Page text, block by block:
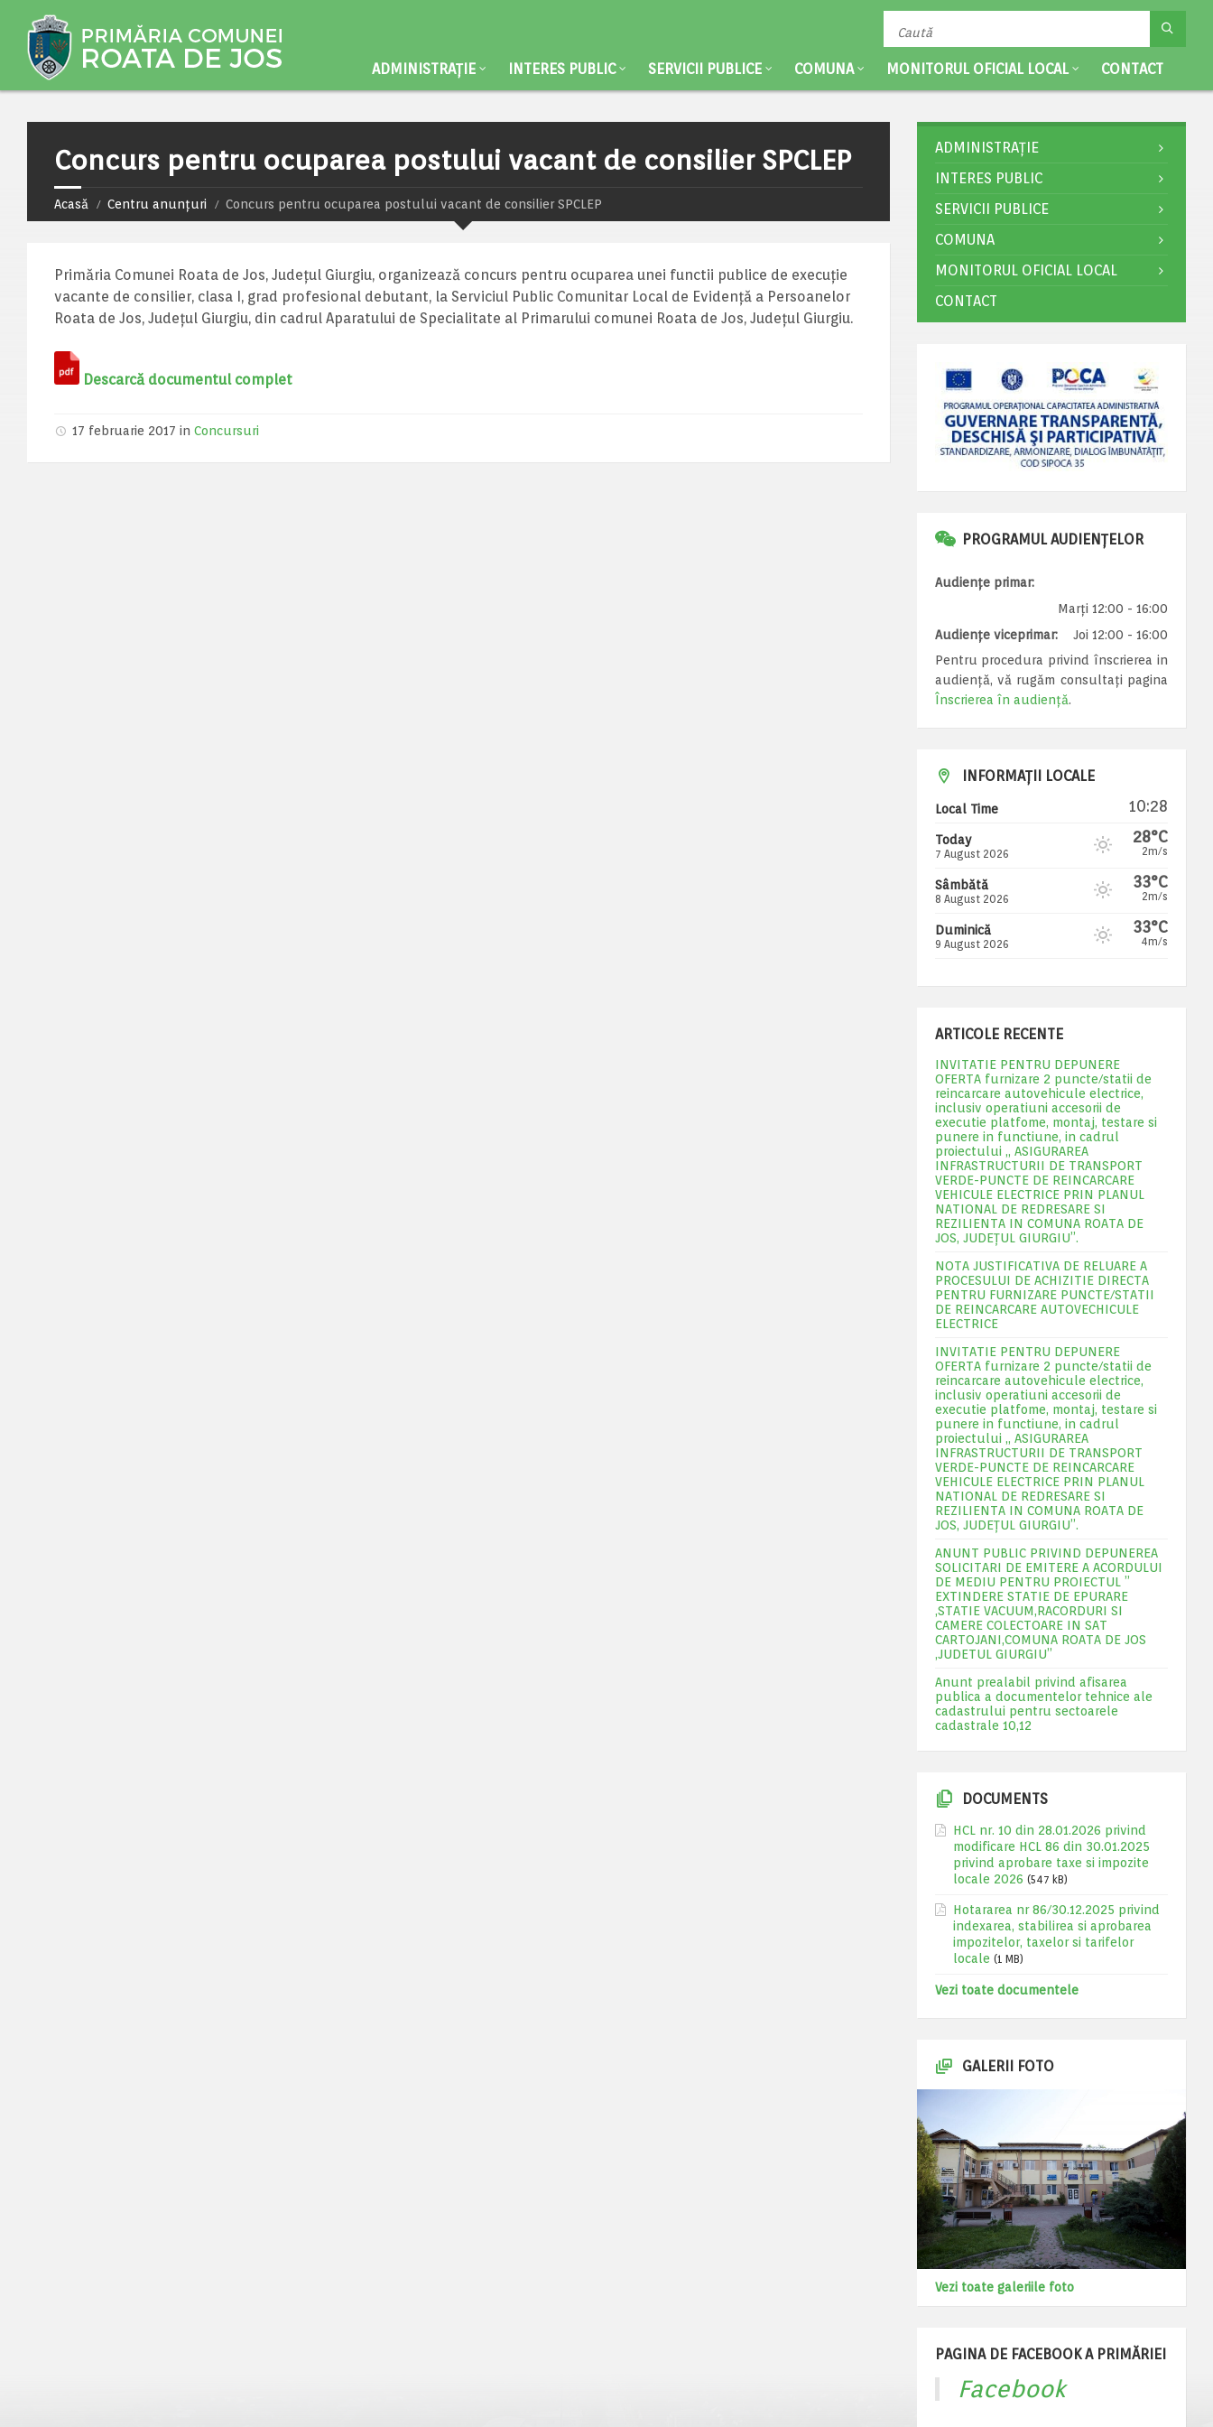
ADMINISTRAȚIE INTERES PUBLIC SERVICII PUBLICE COMUNA MONITORUL OFICIAL LOCAL CONTACT
Concurs pentru ocuparea postului vacant de consilier SPCLEP
Acasă Centru anunțuri Concurs pentru ocuparea postului vacant de consilier SPCLEP
Primăria Comunei Roata de Jos, Județul Giurgiu, organizează concurs pentru ocuparea unei functii publice de execuție
vacante de consilier, clasa I, grad profesional debutant, la Serviciul Public Comunitar Local de Evidență a Persoanelor
Roata de Jos, Județul Giurgiu, din cadrul Aparatului de Specialitate al Primarului comunei Roata de Jos, Județul Giurgiu.
Descarcă documentul complet
17 februarie 2017 in Concursuri
ADMINISTRAȚIE
INTERES PUBLIC
SERVICII PUBLICE
COMUNA
MONITORUL OFICIAL LOCAL
CONTACT
PROGRAMUL AUDIENȚELOR
Audiențe primar:
Marți 12:00 - 16:00
Audiențe viceprimar:
Joi 12:00 - 16:00
Pentru procedura privind înscrierea in
audiență, vă rugăm consultați pagina
Înscrierea în audiență.
INFORMAȚII LOCALE
Local Time 10:28
Today
7 August 2026
28°C
2m/s
Sâmbătă
8 August 2026
33°C
2m/s
Duminică
9 August 2026
33°C
4m/s
ARTICOLE RECENTE
INVITATIE PENTRU DEPUNERE
OFERTA furnizare 2 puncte/statii de
reincarcare autovehicule electrice,
inclusiv operatiuni accesorii de
executie platfome, montaj, testare si
punere in functiune, in cadrul
proiectului „ ASIGURAREA
INFRASTRUCTURII DE TRANSPORT
VERDE-PUNCTE DE REINCARCARE
VEHICULE ELECTRICE PRIN PLANUL
NATIONAL DE REDRESARE SI
REZILIENTA IN COMUNA ROATA DE
JOS, JUDEŢUL GIURGIU”.
NOTA JUSTIFICATIVA DE RELUARE A
PROCESULUI DE ACHIZITIE DIRECTA
PENTRU FURNIZARE PUNCTE/STATII
DE REINCARCARE AUTOVECHICULE
ELECTRICE
INVITATIE PENTRU DEPUNERE
OFERTA furnizare 2 puncte/statii de
reincarcare autovehicule electrice,
inclusiv operatiuni accesorii de
executie platfome, montaj, testare si
punere in functiune, in cadrul
proiectului „ ASIGURAREA
INFRASTRUCTURII DE TRANSPORT
VERDE-PUNCTE DE REINCARCARE
VEHICULE ELECTRICE PRIN PLANUL
NATIONAL DE REDRESARE SI
REZILIENTA IN COMUNA ROATA DE
JOS, JUDEŢUL GIURGIU”.
ANUNT PUBLIC PRIVIND DEPUNEREA
SOLICITARI DE EMITERE A ACORDULUI
DE MEDIU PENTRU PROIECTUL ”
EXTINDERE STATIE DE EPURARE
,STATIE VACUUM,RACORDURI SI
CAMERE COLECTOARE IN SAT
CARTOJANI,COMUNA ROATA DE JOS
,JUDETUL GIURGIU”
Anunt prealabil privind afisarea
publica a documentelor tehnice ale
cadastrului pentru sectoarele
cadastrale 10,12
DOCUMENTS
HCL nr. 10 din 28.01.2026 privind
modificare HCL 86 din 30.01.2025
privind aprobare taxe si impozite
locale 2026 (547 kB)
Hotararea nr 86/30.12.2025 privind
indexarea, stabilirea si aprobarea
impozitelor, taxelor si tarifelor
locale (1 MB)
Vezi toate documentele
GALERII FOTO
Vezi toate galeriile foto
PAGINA DE FACEBOOK A PRIMĂRIEI
Facebook